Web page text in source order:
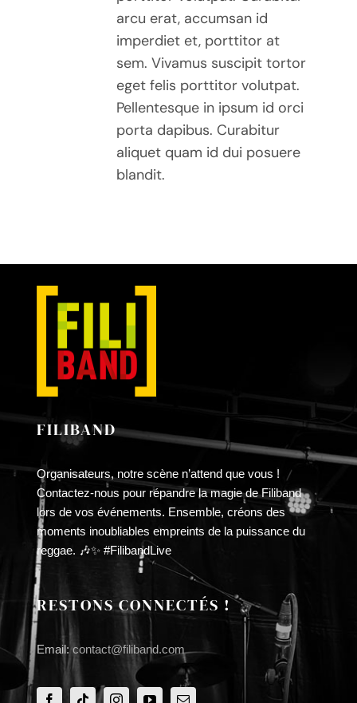
arcu erat, accumsan id
imperdiet et, porttitor at
sem. Vivamus suscipit tortor
eget felis porttitor volutpat.
Pellentesque in ipsum id orci
porta dapibus. Curabitur
aliquet quam id dui posuere
blandit.
FILIBAND
Organisateurs, notre scène n’attend que vous !
Contactez-nous pour répandre la magie de Filiband
lors de vos événements. Ensemble, créons des
moments inoubliables empreints de la puissance du
reggae. 🎶✨ #FilibandLive
RESTONS CONNECTÉS !
Email:contact@filiband.com